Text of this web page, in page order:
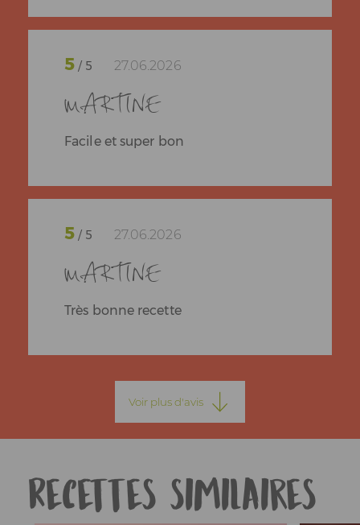
5 / 5 27.06.2026
MARTINE
Facile et super bon
5 / 5 27.06.2026
MARTINE
Très bonne recette
24.06.2026
Michele
Bonne recette
Voir plus d'avis
Recettes similaires